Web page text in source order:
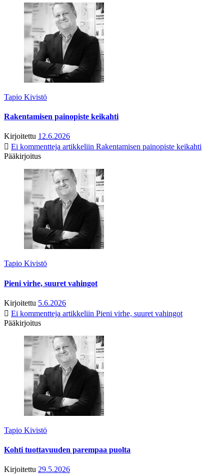
Tapio Kivistö
Rakentamisen painopiste keikahti
Kirjoitettu 12.6.2026
Ei kommentteja artikkeliin Rakentamisen painopiste keikahti
Pääkirjoitus
Tapio Kivistö
Pieni virhe, suuret vahingot
Kirjoitettu 5.6.2026
Ei kommentteja artikkeliin Pieni virhe, suuret vahingot
Pääkirjoitus
Tapio Kivistö
Kohti tuottavuuden parempaa puolta
Kirjoitettu 29.5.2026